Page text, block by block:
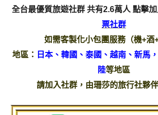
全台最優質旅遊社群 共有2.6萬人點擊
票社群
如需客製化小包團服務（機+酒+
地區： 日本、韓國、泰國、越南、新馬
陸等地區
請加入社群，由珊莎的旅行社夥